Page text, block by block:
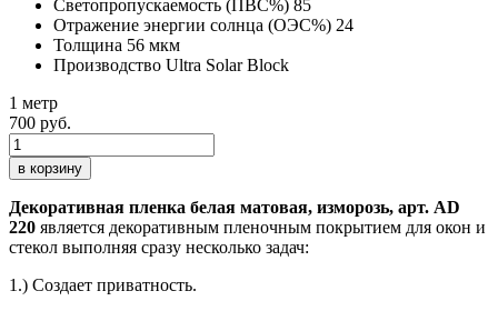
Светопропускаемость (ПВС%) 85
Отражение энергии солнца (ОЭС%) 24
Толщина 56 мкм
Производство Ultra Solar Block
1 метр
700 руб.
в корзину
Декоративная пленка белая матовая, изморозь, арт. AD
220 является декоративным пленочным покрытием для окон и
стекол выполняя сразу несколько задач:
1.) Создает приватность.